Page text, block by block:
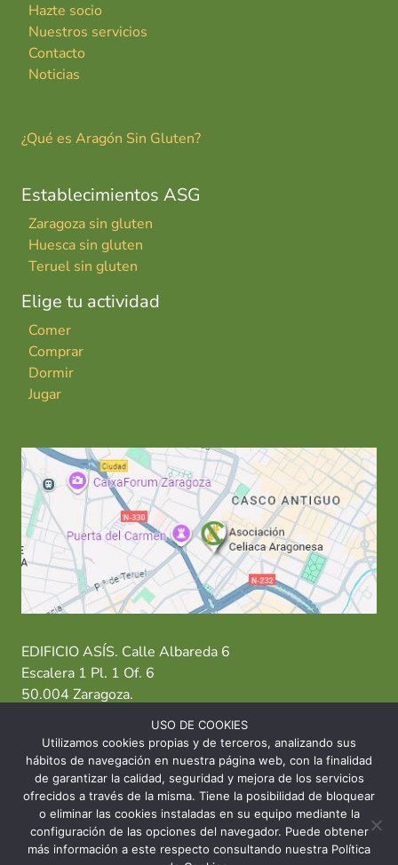
Hazte socio
Nuestros servicios
Contacto
Noticias
¿Qué es Aragón Sin Gluten?
Establecimientos ASG
Zaragoza sin gluten
Huesca sin gluten
Teruel sin gluten
Elige tu actividad
Comer
Comprar
Dormir
Jugar
EDIFICIO ASÍS. Calle Albareda 6
Escalera 1 Pl. 1 Of. 6
50.004 Zaragoza.
T: 976 484 949 M: 635 638 563
Sede Zaragoza·Sede Huesca· Sede Teruel
USO DE COOKIES
Utilizamos cookies propias y de terceros, analizando sus
hábitos de navegación en nuestra página web, con la finalidad
de garantizar la calidad, seguridad y mejora de los servicios
ofrecidos a través de la misma. Tiene la posibilidad de bloquear
o eliminar las cookies instaladas en su equipo mediante la
configuración de las opciones del navegador. Puede obtener
más información a este respecto consultando nuestra Política